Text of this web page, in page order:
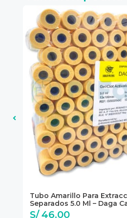
Tubo Amarillo Para
Separados 5.0 Ml – Daga
S/ 46.00